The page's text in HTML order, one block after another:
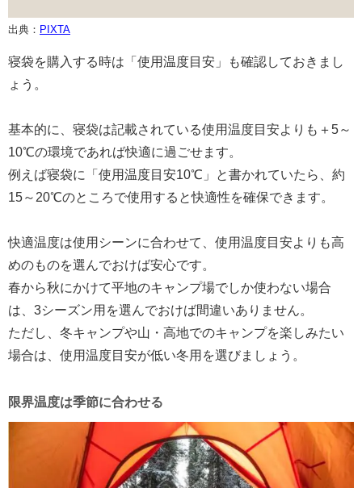
出典： PIXTA
寝袋を購入する時は「使用温度目安」も確認しておきまし
ょう。
基本的に、寝袋は記載されている使用温度目安よりも＋5～
10℃の環境であれば快適に過ごせます。
例えば寝袋に「使用温度目安10℃」と書かれていたら、約
15～20℃のところで使用すると快適性を確保できます。
快適温度は使用シーンに合わせて、使用温度目安よりも高
めのものを選んでおけば安心です。
春から秋にかけて平地のキャンプ場でしか使わない場合
は、3シーズン用を選んでおけば間違いありません。
ただし、冬キャンプや山・高地でのキャンプを楽しみたい
場合は、使用温度目安が低い冬用を選びましょう。
限界温度は季節に合わせる